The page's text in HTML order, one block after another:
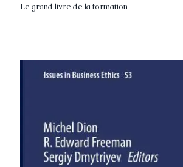
Le grand livre de la formation